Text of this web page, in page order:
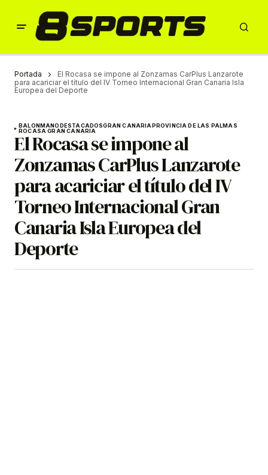
Portada
El Rocasa se impone al Zonzamas CarPlus Lanzarote
para acariciar el título del IV Torneo Internacional Gran Canaria Isla
Europea del Deporte
BALONMANODESTACADOSGRAN CANARIAPROVINCIA DE LAS PALMAS
ROCASA GRAN CANARIA
El Rocasa se impone al
Zonzamas CarPlus Lanzarote
para acariciar el título del IV
Torneo Internacional Gran
Canaria Isla Europea del
Deporte